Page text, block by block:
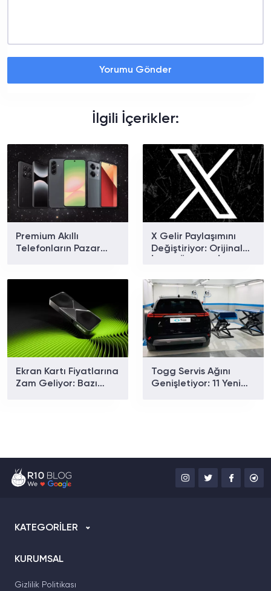
Yorumu Gönder
İlgili İçerikler:
Premium Akıllı
Telefonların Pazar
X Gelir Paylaşımını
Değiştiriyor: Orijinal
Ekran Kartı Fiyatlarına
Zam Geliyor: Bazı
Togg Servis Ağını
Genişletiyor: 11 Yeni
KATEGORİLER
KURUMSAL
Gizlilik Politikası